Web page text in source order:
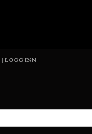
| LOGG INN